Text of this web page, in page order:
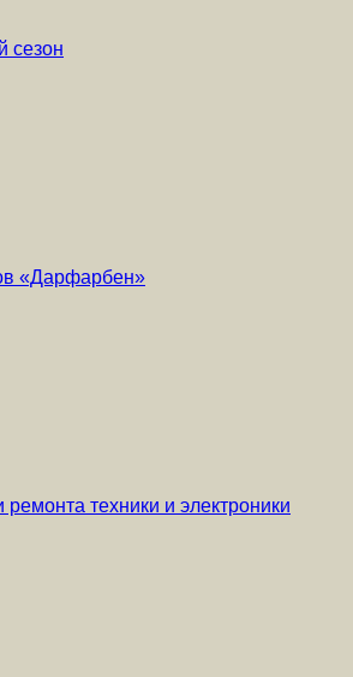
сезон
«Дарфарбен»
техники и электроники